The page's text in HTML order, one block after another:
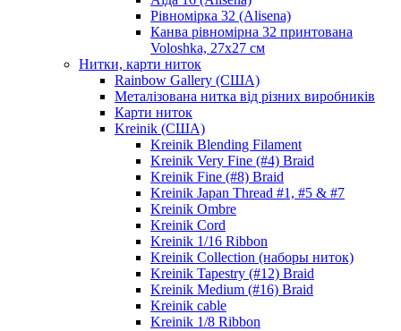
Рівномірка 32 (Alisena)
Канва рівномірна 32 принтована
Voloshka, 27х27 см
Нитки, карти ниток
Rainbow Gallery (США)
Металізована нитка від різних виробників
Карти ниток
Kreinik (США)
Kreinik Blending Filament
Kreinik Very Fine (#4) Braid
Kreinik Fine (#8) Braid
Kreinik Japan Thread #1, #5 & #7
Kreinik Ombre
Kreinik Cord
Kreinik 1/16 Ribbon
Kreinik Collection (наборы ниток)
Kreinik Tapestry (#12) Braid
Kreinik Medium (#16) Braid
Kreinik cable
Kreinik 1/8 Ribbon